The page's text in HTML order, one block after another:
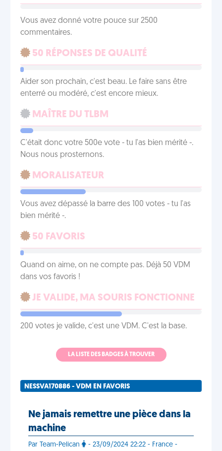
Vous avez donné votre pouce sur 2500
commentaires.
50 RÉPONSES DE QUALITÉ
Aider son prochain, c'est beau. Le faire sans être
enterré ou modéré, c'est encore mieux.
MAÎTRE DU TLBM
C'était donc votre 500e vote - tu l'as bien mérité -.
Nous nous prosternons.
MORALISATEUR
Vous avez dépassé la barre des 100 votes - tu l'as
bien mérité -.
50 FAVORIS
Quand on aime, on ne compte pas. Déjà 50 VDM
dans vos favoris !
JE VALIDE, MA SOURIS FONCTIONNE
200 votes je valide, c'est une VDM. C'est la base.
LA LISTE DES BADGES À TROUVER
NESSVA170886 - VDM EN FAVORIS
Ne jamais remettre une pièce dans la
machine
Par Team-Pelican - 23/09/2024 22:22 - France -